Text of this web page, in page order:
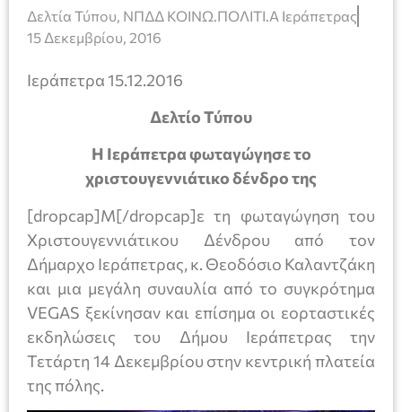
Δελτία Τύπου ΝΠΔΔ ΚΟΙΝΩ.ΠΟΛΙΤΙ.Α Ιεράπετρας
15 Δεκεμβρίου, 2016
Ιεράπετρα 15.12.2016
Δελτίο Τύπου
Η Ιεράπετρα φωταγώγησε το
χριστουγεννιάτικο δένδρο της
[dropcap]Μ[/dropcap]ε τη φωταγώγηση του
Χριστουγεννιάτικου Δένδρου από τον
Δήμαρχο Ιεράπετρας, κ. Θεοδόσιο Καλαντζάκη
και μια μεγάλη συναυλία από το συγκρότημα
VEGAS ξεκίνησαν και επίσημα οι εορταστικές
εκδηλώσεις του Δήμου Ιεράπετρας την
Τετάρτη 14 Δεκεμβρίου στην κεντρική πλατεία
της πόλης.